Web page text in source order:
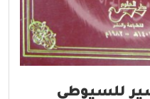
للسيوطي